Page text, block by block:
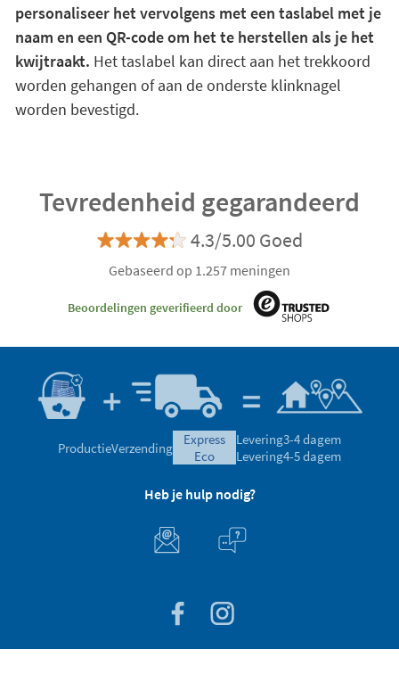
personaliseer het vervolgens met een taslabel met je
naam en een QR-code om het te herstellen als je het
kwijtraakt. Het taslabel kan direct aan het trekkoord
worden gehangen of aan de onderste klinknagel
worden bevestigd.
Tevredenheid gegarandeerd
4.3/5.00 Goed
Gebaseerd op 1.257 meningen
Beoordelingen geverifieerd door
ProductieVerzending
express
eco
Levering3-4 dagem
Levering4-5 dagem
Heb je hulp nodig?